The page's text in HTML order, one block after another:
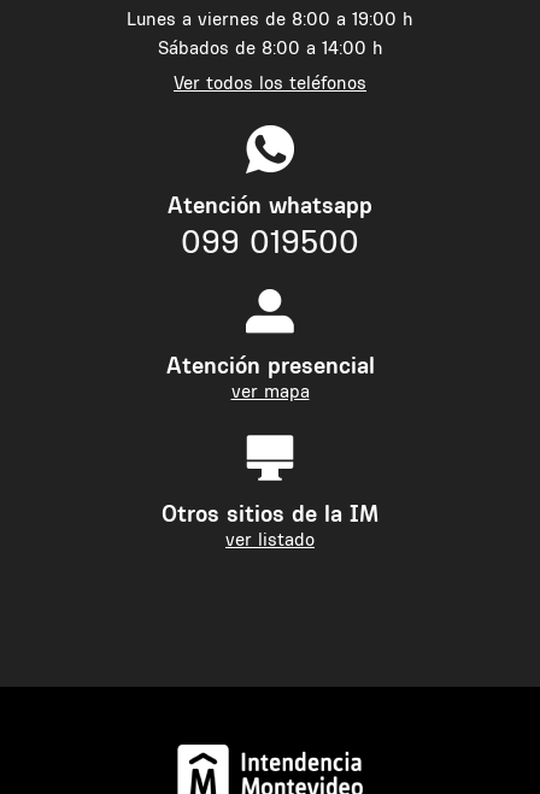
Lunes a viernes de 8:00 a 19:00 h
Sábados de 8:00 a 14:00 h
Ver todos los teléfonos
Atención whatsapp
099 019500
Atención presencial
ver mapa
Otros sitios de la IM
ver listado